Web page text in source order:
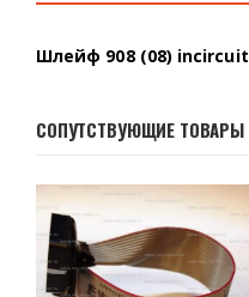
Шлейф 908 (08) incircuit
СОПУТСТВУЮЩИЕ ТОВАРЫ